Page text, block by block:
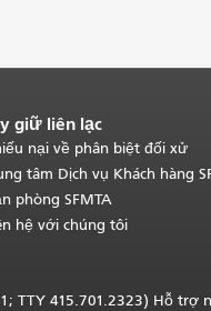
giữ liên lạc
nại về phân biệt đối xử
tâm Dịch vụ Khách hàng
phòng SFMTA
hệ với chúng tôi
TTY 415.701.2323) Hỗ